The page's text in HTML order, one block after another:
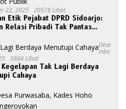
22, 2025 20578 Lihat
Etik Pejabat DPRD Sidoarjo:
Relasi Pribadi Tak Pantas
Dese
Mbe
5866 Lihat
Tak Lagi Berdaya
Cahaya